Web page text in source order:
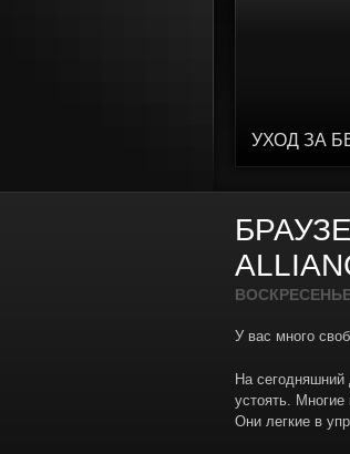
УХОД ЗА
У вас много
На сегодняшний
устоять.
Они легкие в